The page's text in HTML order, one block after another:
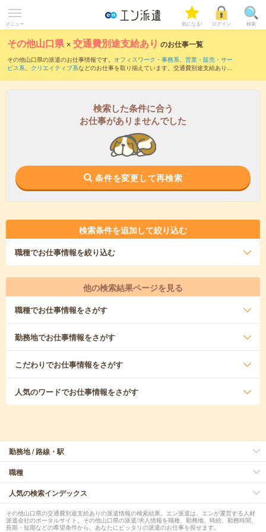
メニュー 気になる! ログイン 検索
その他山口県 ×交通費別途支給あり のお仕事一覧
その他山口県の派遣のお仕事情報です。 オフィスワーク・事務系、 営業・販売・サー
ビス系、 クリエイティブ系などのお仕事を取り揃えています。交通費別途支給ありの
検索した条件に合う
お仕事がありませんでした
条件を変更して再検索
検索条件を追加して絞り込む
職種でお仕事情報を絞り込む
他の検索結果ページを見る
職種でお仕事情報をさがす
勤務地でお仕事情報をさがす
こだわりでお仕事情報をさがす
人気のワードでお仕事情報をさがす
勤務地 / 路線・駅
職種
人気の検索インデックス
その他山口県の交通費別途支給ありの派遣情報の検索結果。エン派遣は、エンが運営する人材
派遣会社のポータルサイト。その他山口県の派遣/求人情報を職種、勤務地、時給、勤務時間、
長期・短期などの希望条件から、あなたにピッタリの派遣のお仕事を探せます。